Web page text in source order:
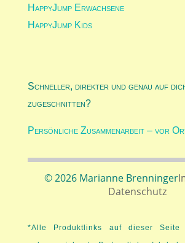
HappyJump Erwachsene
HappyJump Kids
Schneller, direkter und genau auf
zugeschnitten?
Persönliche Zusammenarbeit – vor
© 2026 Marianne Brenninger
Datenschutz
*Alle Produktlinks auf dieser Seite